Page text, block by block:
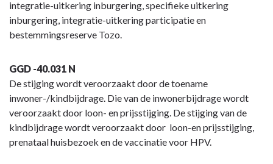
integratie-uitkering inburgering, specifieke uitkering
inburgering, integratie-uitkering participatie en
bestemmingsreserve Tozo.
GGD -40.031 N
De stijging wordt veroorzaakt door de toename
inwoner-/kindbijdrage. Die van de inwonerbijdrage wordt
veroorzaakt door loon- en prijsstijging. De stijging van de
kindbijdrage wordt veroorzaakt door loon-en prijsstijging,
prenataal huisbezoek en de vaccinatie voor HPV.